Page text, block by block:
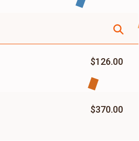
$126.00
$370.00